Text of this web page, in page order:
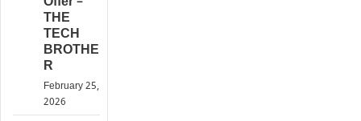
THE
TECH
BROTHE
R
February 25,
2026